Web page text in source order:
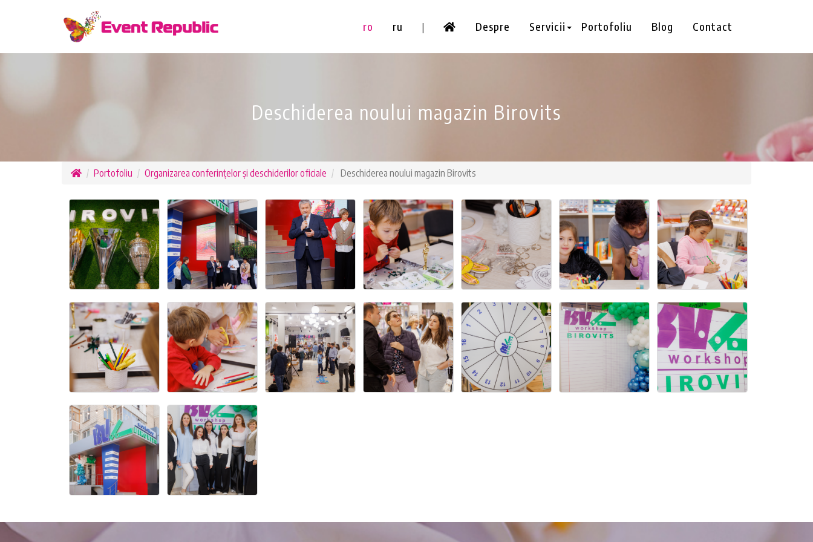
ro ru | Despre Servicii Portofoliu Blog Contact
Deschiderea noului magazin Birovits
Portofoliu Organizarea conferințelor și deschiderilor oficiale Deschiderea noului magazin Birovits